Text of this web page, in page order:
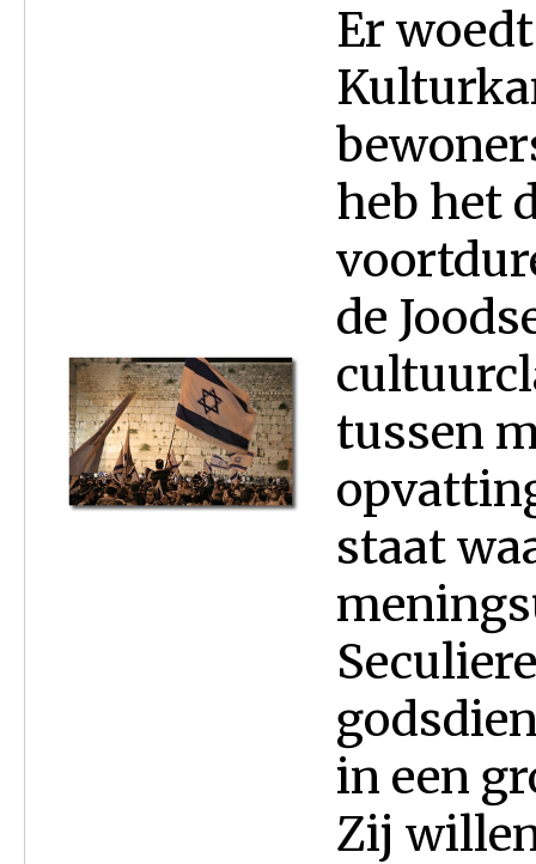
Er
heb het
de
tussen
staat
in een
Zij